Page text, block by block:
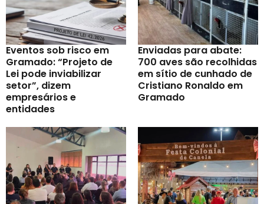
Eventos sob risco em
Gramado: “Projeto de
Lei pode inviabilizar
setor”, dizem
empresários e
entidades
Enviadas para abate:
700 aves são recolhidas
em sítio de cunhado de
Cristiano Ronaldo em
Gramado